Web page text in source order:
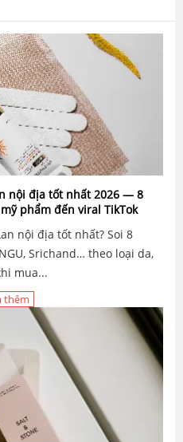
nội địa tốt nhất 2026 — 8
phẩm đến viral TikTok
nội địa tốt nhất? Soi 8
Srichand… theo loại da,
mua...
thêm